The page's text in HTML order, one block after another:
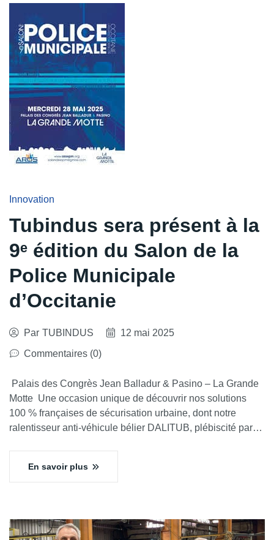
Innovation
Tubindus sera présent à la
9ᵉ édition du Salon de la
Police Municipale
d’Occitanie
Par TUBINDUS
12 mai 2025
Commentaires (0)
Palais des Congrès Jean Balladur & Pasino – La Grande
Motte Une occasion unique de découvrir nos solutions
100 % françaises de sécurisation urbaine, dont notre
ralentisseur anti-véhicule bélier DALITUB, plébiscité par…
En savoir plus